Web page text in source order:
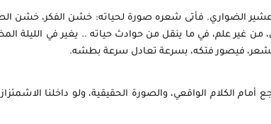
عشير الضواري. فأتى شعره صورة لحياته: خشن الفكر، خشن
من غير علم، في ما ينقل من حوادث حياته .. يغير في الليلة
فيصور فتكه، بسرعة تعادل سرعة بطشه.
أمام الكلام الواقعي، والصورة الحقيقية، ولو داخلنا